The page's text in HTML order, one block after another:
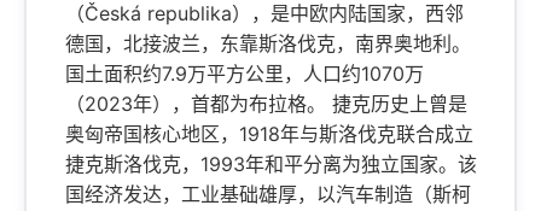
（Česká republika），是中欧内陆国家，西邻
德国，北接波兰，东靠斯洛伐克，南界奥地利。
国土面积约7.9万平方公里，人口约1070万
（2023年），首都为布拉格。 捷克历史上曾是
奥匈帝国核心地区，1918年与斯洛伐克联合成立
捷克斯洛伐克，1993年和平分离为独立国家。该
国经济发达，工业基础雄厚，以汽车制造（斯柯